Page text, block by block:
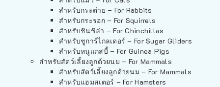
สำหรับกระต่าย – For Rabbits
สำหรับกระรอก – For Squirrels
สำหรับชินชิล่า – For Chinchillas
สำหรับชูการ์ไกลเดอร์ – For Sugar Gliders
สำหรับหนูแกสบี้ – For Guinea Pigs
สำหรับสัตว์เลี้ยงลูกด้วยนม – For Mammals
สำหรับสัตว์เลี้ยงลูกด้วยนม – For Mammals
สำหรับแฮมสเตอร์ – For Hamsters